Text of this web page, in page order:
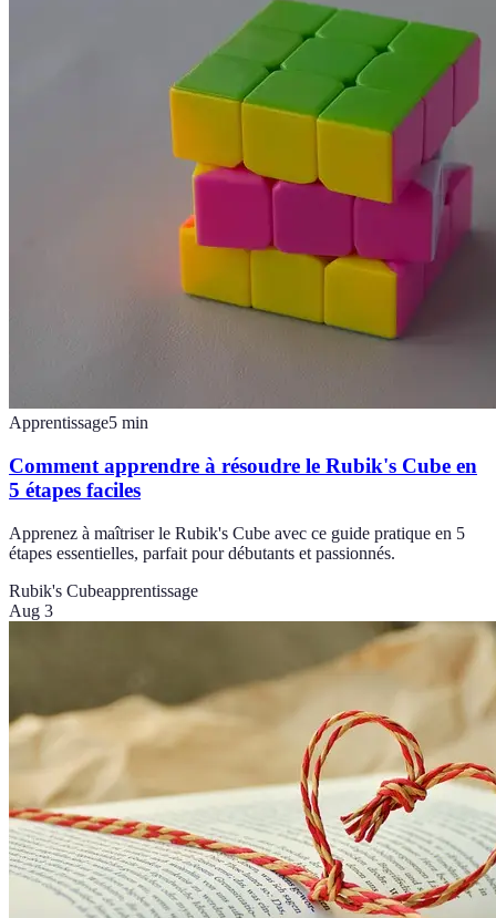
Apprentissage5 min
Comment apprendre à résoudre le Rubik's Cube en
5 étapes faciles
Apprenez à maîtriser le Rubik's Cube avec ce guide pratique en 5
étapes essentielles, parfait pour débutants et passionnés.
Rubik's Cubeapprentissage
Aug 3